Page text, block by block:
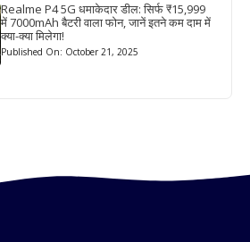
Realme P4 5G धमाकेदार डील: सिर्फ ₹15,999
में 7000mAh बैटरी वाला फोन, जानें इतने कम दाम में
क्या-क्या मिलेगा!
Published On: October 21, 2025